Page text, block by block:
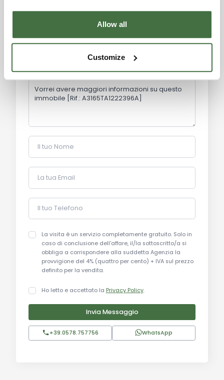
Allow all
Customize
Richiesta informazioni
Alexandra
Toscana Houses Agent
Il tuo Nome
La tua Email
Il tuo Telefono
La visita è un servizio completamente gratuito. Solo in
caso di conclusione dell'affare, il/la sottoscritto/a si
obbliga a corrispondere alla suddetta Agenzia la
provvigione del 4% (quattro per cento) + IVA sul prezzo
definito per la vendita.
Ho letto e accettato la Privacy Policy.
Invia Messaggio
+39.0578.757756 WhatsApp